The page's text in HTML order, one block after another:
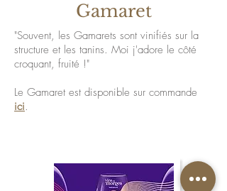
Gamaret
"Souvent, les Gamarets sont vinifiés sur la
structure et les tanins. Moi j'adore le côté
croquant, fruité !"
Le Gamaret est disponible sur commande
ici.